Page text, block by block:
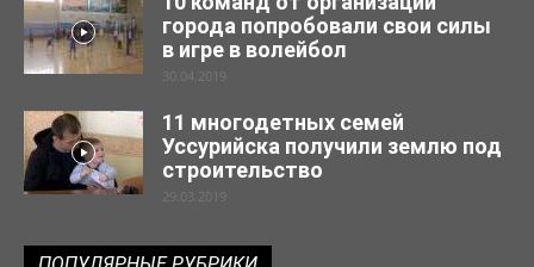
города попробовали свои силы
в игре в волейбол
30.04.2019
11 многодетных семей
Уссурийска получили землю под
строительство
29.03.2019